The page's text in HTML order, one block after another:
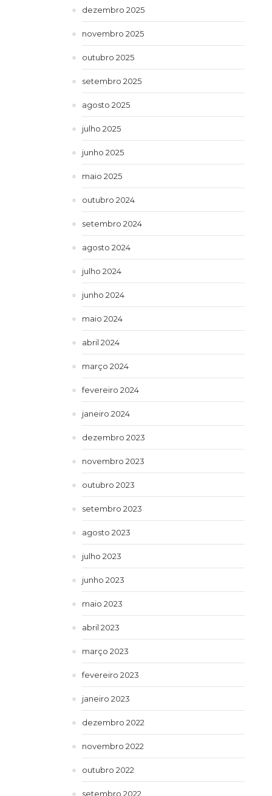
dezembro 2025
novembro 2025
outubro 2025
setembro 2025
agosto 2025
julho 2025
junho 2025
maio 2025
outubro 2024
setembro 2024
agosto 2024
julho 2024
junho 2024
maio 2024
abril 2024
março 2024
fevereiro 2024
janeiro 2024
dezembro 2023
novembro 2023
outubro 2023
setembro 2023
agosto 2023
julho 2023
junho 2023
maio 2023
abril 2023
março 2023
fevereiro 2023
janeiro 2023
dezembro 2022
novembro 2022
outubro 2022
setembro 2022